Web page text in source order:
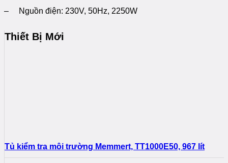
– Nguồn điện: 230V, 50Hz, 2250W
Thiết Bị Mới
Tủ kiểm tra môi trường Memmert, TT1000E50, 967 lít